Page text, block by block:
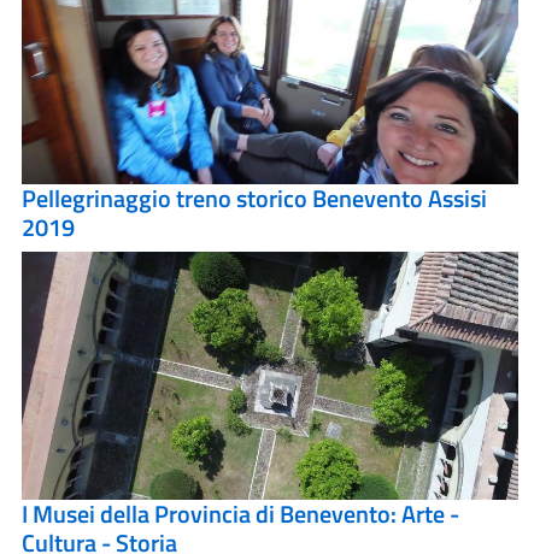
Pellegrinaggio treno storico Benevento Assisi
2019
I Musei della Provincia di Benevento: Arte -
Cultura - Storia